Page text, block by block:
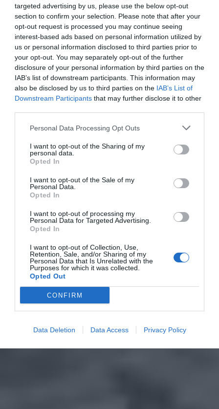
targeted advertising by us, please use the below opt-out
section to confirm your selection. Please note that after your
opt-out request is processed you may continue seeing
interest-based ads based on personal information utilized by
us or personal information disclosed to third parties prior to
your opt-out. You may separately opt-out of the further
disclosure of your personal information by third parties on the
IAB’s list of downstream participants. This information may
also be disclosed by us to third parties on the IAB’s List of
Downstream Participants that may further disclose it to other
Personal Data Processing Opt Outs
I want to opt-out of the Sharing of my
personal data.
Opted In
I want to opt-out of the Sale of my
Personal Data.
Opted In
I want to opt-out of processing my
Personal Data for Targeted Advertising.
Opted In
I want to opt-out of Collection, Use,
Retention, Sale, and/or Sharing of my
Personal Data that Is Unrelated with the
Purposes for which it was collected.
Opted Out
CONFIRM
Data Deletion Data Access Privacy Policy